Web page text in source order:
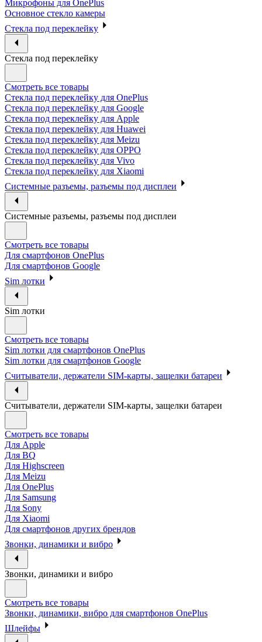
Микрофоны для OnePlus
Основное стекло камеры
Стекла под переклейку
Стекла под переклейку
Смотреть все товары
Стекла под переклейку для OnePlus
Стекла под переклейку для Google
Стекла под переклейку для Apple
Стекла под переклейку для Huawei
Стекла под переклейку для Meizu
Стекла под переклейку для OPPO
Стекла под переклейку для Vivo
Стекла под переклейку для Xiaomi
Системные разъемы, разъемы под дисплеи
Системные разъемы, разъемы под дисплеи
Смотреть все товары
Для смартфонов OnePlus
Для смартфонов Google
Sim лотки
Sim лотки
Смотреть все товары
Sim лотки для смартфонов OnePlus
Sim лотки для смартфонов Google
Считыватели, держатели SIM-карты, защелки батареи
Считыватели, держатели SIM-карты, защелки батареи
Смотреть все товары
Для Apple
Для BQ
Для Highscreen
Для Meizu
Для OnePlus
Для Samsung
Для Sony
Для Xiaomi
Для смартфонов других брендов
Звонки, динамики и вибро
Звонки, динамики и вибро
Смотреть все товары
Звонки, динамики, вибро для смартфонов OnePlus
Шлейфы